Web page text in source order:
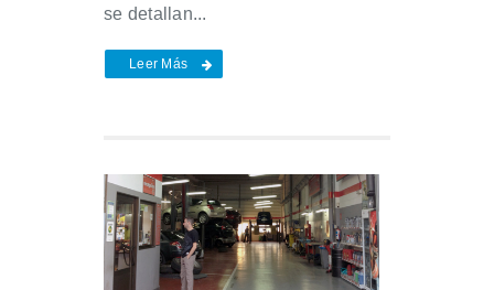
se detallan...
Leer Más